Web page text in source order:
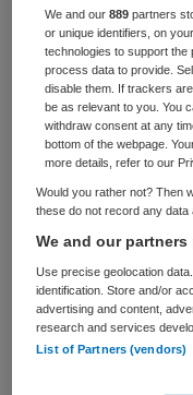
dwarslaesie en
toe. Maar daar
hem is dit juist de
bikkels. Okay en
op zijn
dochters mee kreeg.
Inmiddels werkt hij
veerkracht,
Niek internationaal
binnen en
van UMC’s tot de
apothekers. Hij
We and our889 partners
or unique identifiers, on
technologies to support
process data to provide.
disable them. If trackers
be as relevant to you. You
withdraw consent at any
bottom of the webpage.
more details, refer to our
Would you rather not? Then
these do not record any
We and our
Use precise geolocation
identification. Store and/or
advertising and content,
research and services
List of Partners (vendors)